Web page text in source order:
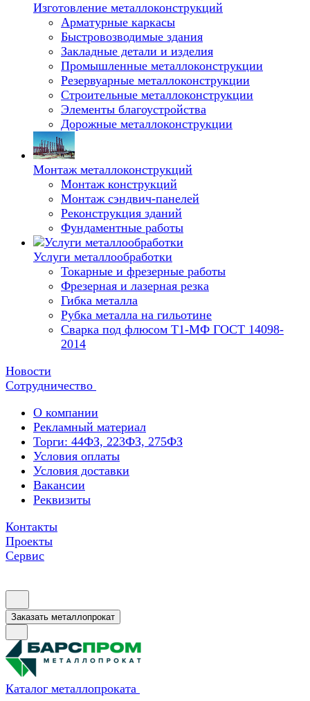
Изготовление металлоконструкций
Арматурные каркасы
Быстровозводимые здания
Закладные детали и изделия
Промышленные металлоконструкции
Резервуарные металлоконструкции
Строительные металлоконструкции
Элементы благоустройства
Дорожные металлоконструкции
Монтаж металлоконструкций
Монтаж конструкций
Монтаж сэндвич-панелей
Реконструкция зданий
Фундаментные работы
Услуги металлообработки
Токарные и фрезерные работы
Фрезерная и лазерная резка
Гибка металла
Рубка металла на гильотине
Сварка под флюсом Т1-МФ ГОСТ 14098-
2014
Новости
Сотрудничество
О компании
Рекламный материал
Торги: 44ФЗ, 223ФЗ, 275ФЗ
Условия оплаты
Условия доставки
Вакансии
Реквизиты
Контакты
Проекты
Сервис
Заказать металлопрокат
Каталог металлопроката